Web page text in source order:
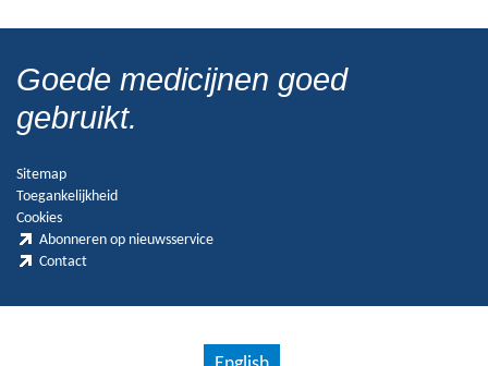
Goede medicijnen goed
gebruikt.
Sitemap
Toegankelijkheid
Cookies
Abonneren op nieuwsservice
Contact